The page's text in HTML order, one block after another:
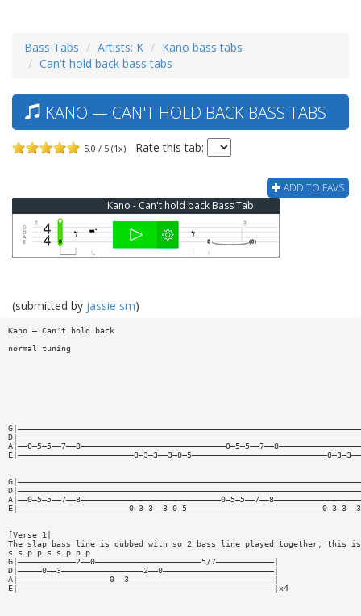
Bass Tabs Artists: K
Kano bass tabs
Can't hold back bass tabs
KANO — CAN'T HOLD BACK BASS TABS
5.0 / 5 (1x) Rate this tab:
ADD TO FAVS
Kano - Can't hold back Bass Tab
(submitted by jassie sm)
Kano — Can't hold back
normal tuning
[Verse 1|
The slap bass line is dubbed with so 2 bass line played together, this
s s p p s s p p p
G|————————————2——0——————————————————————5/7————————————|
D|—————0——3—————————————————2——0———————————————————————|
A|———————————————————0——3——————————————————————————————|
E|—————————————————————————————————————————————————————|x4